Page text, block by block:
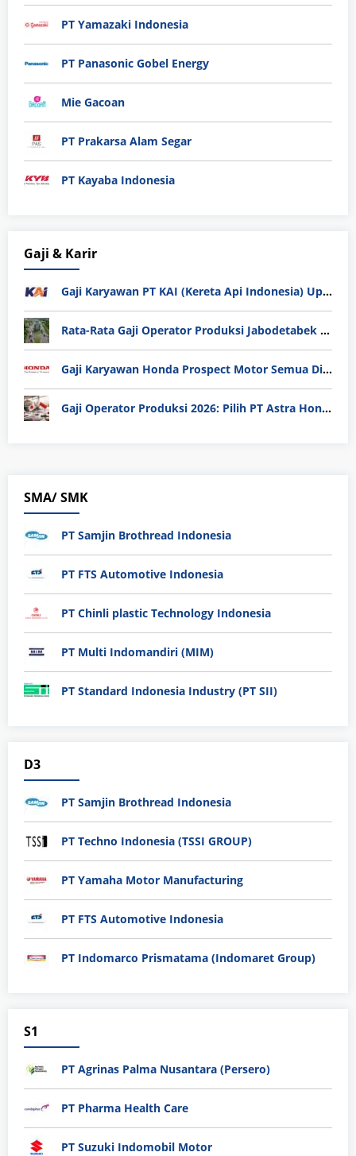
PT Yamazaki Indonesia
PT Panasonic Gobel Energy
Mie Gacoan
PT Prakarsa Alam Segar
PT Kayaba Indonesia
Gaji & Karir
Gaji Karyawan PT KAI (Kereta Api Indonesia) Update 2025
Rata-Rata Gaji Operator Produksi Jabodetabek 2025: Bedah Tuntas UMK, Lemburan, dan Realita Hidup Buruh
Gaji Karyawan Honda Prospect Motor Semua Divisi
Gaji Operator Produksi 2026: Pilih PT Astra Honda Motor (AHM) atau Manufaktur di Jepang?
SMA/ SMK
PT Samjin Brothread Indonesia
PT FTS Automotive Indonesia
PT Chinli plastic Technology Indonesia
PT Multi Indomandiri (MIM)
PT Standard Indonesia Industry (PT SII)
D3
PT Samjin Brothread Indonesia
PT Techno Indonesia (TSSI GROUP)
PT Yamaha Motor Manufacturing
PT FTS Automotive Indonesia
PT Indomarco Prismatama (Indomaret Group)
S1
PT Agrinas Palma Nusantara (Persero)
PT Pharma Health Care
PT Suzuki Indomobil Motor